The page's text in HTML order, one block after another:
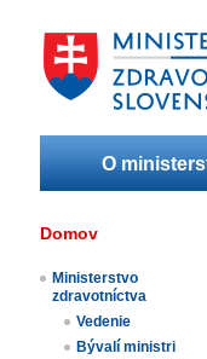
O
Domov
Ministerstvo
zdravotníctva
Vedenie
Bývalí ministri